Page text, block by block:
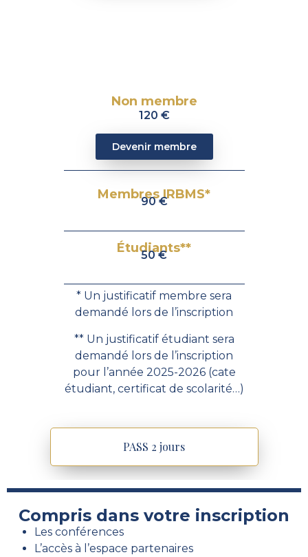
PASS 2 jours
Non membre
120 €
Devenir membre
Membres IRBMS*
90 €
Étudiants**
50 €
* Un justificatif membre sera
demandé lors de l’inscription
** Un justificatif étudiant sera
demandé lors de l’inscription
pour l’année 2025-2026 (cate
étudiant, certificat de scolarité…)
Compris dans votre inscription
Les conférences
L’accès à l’espace partenaires